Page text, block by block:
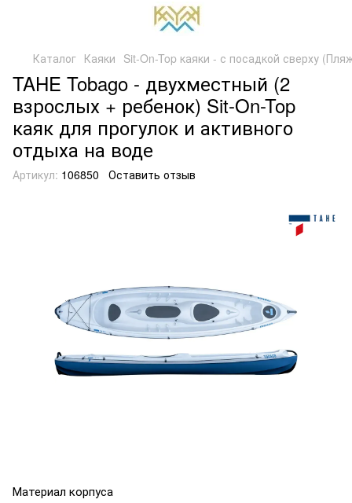
Каталог Каяки Sit-On-Top каяки - с посадкой сверху
TAHE Tobago - двухместный (2
взрослых + ребенок) Sit-On-Top
каяк для прогулок и активного
отдыха на воде
Артикул: 106850 Оставить отзыв
Материал корпуса